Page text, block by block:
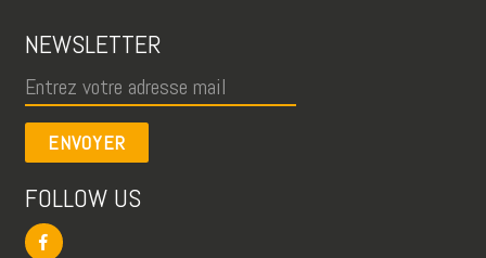
NEWSLETTER
ENVOYER
FOLLOW US